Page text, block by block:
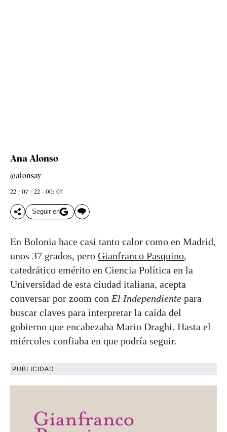
Ana Alonso
@alonsay
22 / 07 / 22 - 00: 07
Seguir en
En Bolonia hace casi tanto calor como en Madrid,
unos 37 grados, pero Gianfranco Pasquino,
catedrático emérito en Ciencia Política en la
Universidad de esta ciudad italiana, acepta
conversar por zoom con El Independiente para
buscar claves para interpretar la caída del
gobierno que encabezaba Mario Draghi. Hasta el
miércoles confiaba en que podría seguir.
PUBLICIDAD